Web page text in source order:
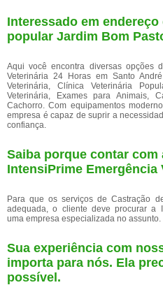
Interessado em
popular Jardim Bom
Aqui você encontra diversas opções
Veterinária 24 Horas em Santo
Veterinária, Clínica Veterinária
Veterinária, Exames para Animais,
Cachorro. Com equipamentos
empresa é capaz de suprir a
confiança.
Saiba porque contar com
IntensiPrime Emergência
Para que os serviços de Castração
adequada, o cliente deve procurar a
uma empresa especializada no assunto.
Sua experiência com
importa para nós. Ela
possível.